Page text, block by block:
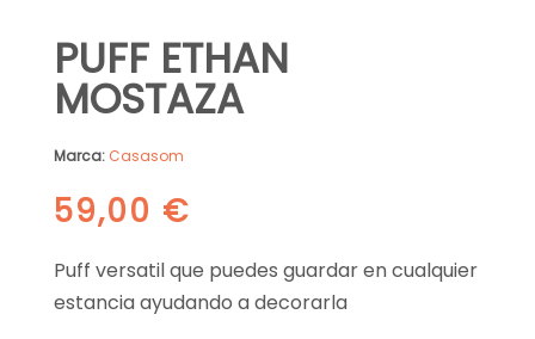
PUFF ETHAN
MOSTAZA
Marca: Casasom
59,00 €
Puff versatil que puedes guardar en cualquier
estancia ayudando a decorarla